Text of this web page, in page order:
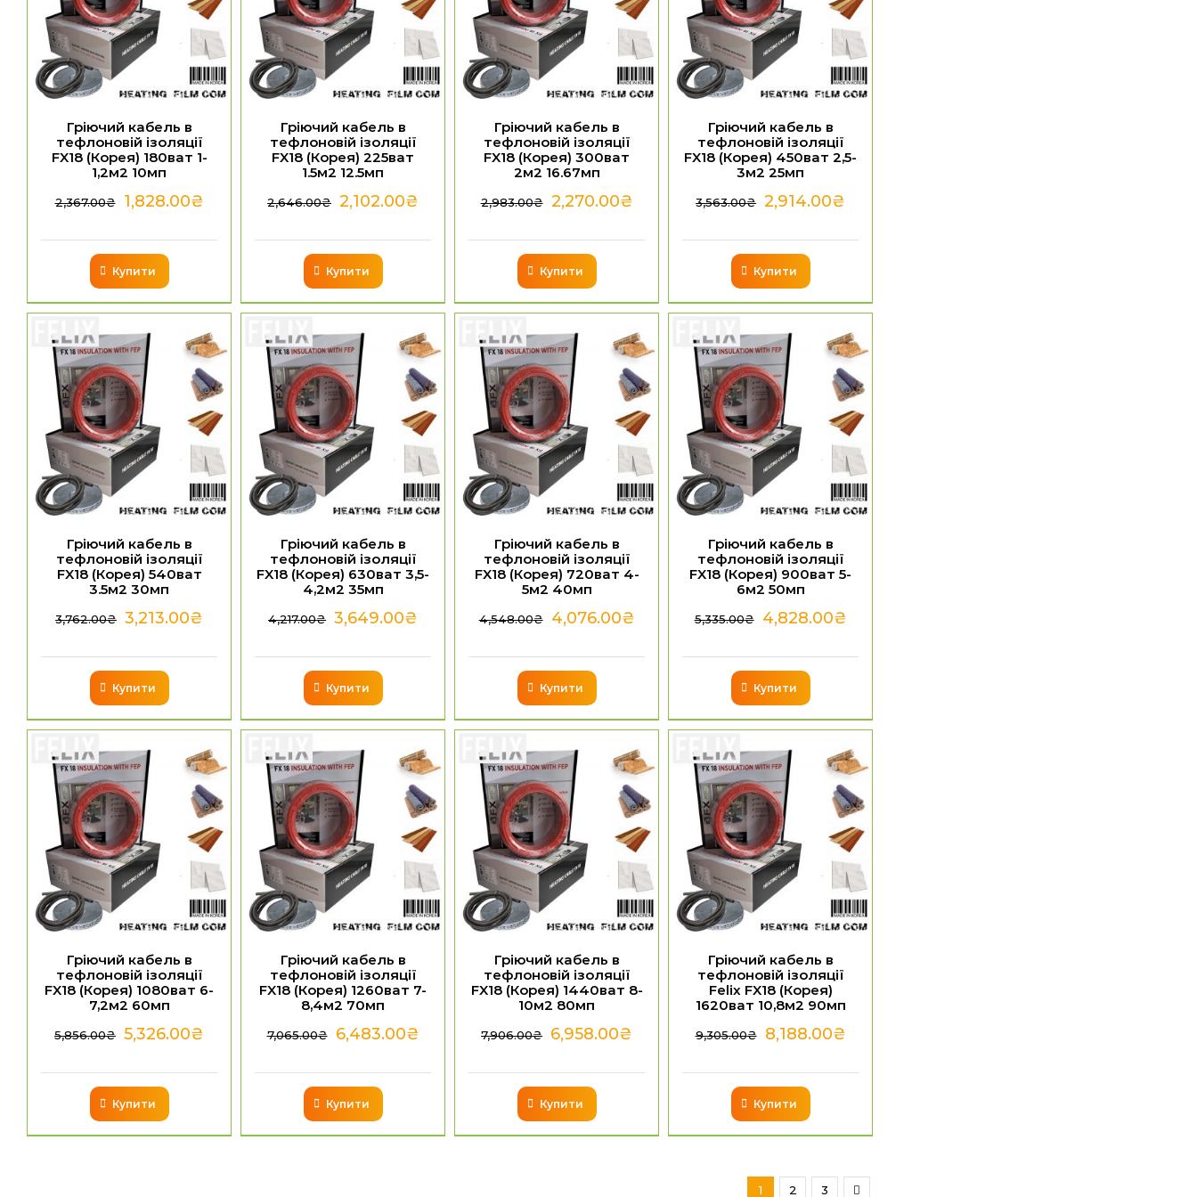
Гріючий кабель в
тефлоновій ізоляції
FX18 (Корея) 180ват 1-
1,2м2 10мп
2,367.00₴ 1,828.00₴
Купити
Гріючий кабель в
тефлоновій ізоляції
FX18 (Корея) 225ват
1.5м2 12.5мп
2,646.00₴ 2,102.00₴
Купити
Гріючий кабель в
тефлоновій ізоляції
FX18 (Корея) 300ват
2м2 16.67мп
2,983.00₴ 2,270.00₴
Купити
Гріючий кабель в
тефлоновій ізоляції
FX18 (Корея) 450ват 2,5-
3м2 25мп
3,563.00₴ 2,914.00₴
Купити
Гріючий кабель в
тефлоновій ізоляції
FX18 (Корея) 540ват
3.5м2 30мп
3,762.00₴ 3,213.00₴
Купити
Гріючий кабель в
тефлоновій ізоляції
FX18 (Корея) 630ват 3,5-
4,2м2 35мп
4,217.00₴ 3,649.00₴
Купити
Гріючий кабель в
тефлоновій ізоляції
FX18 (Корея) 720ват 4-
5м2 40мп
4,548.00₴ 4,076.00₴
Купити
Гріючий кабель в
тефлоновій ізоляції
FX18 (Корея) 900ват 5-
6м2 50мп
5,335.00₴ 4,828.00₴
Купити
Гріючий кабель в
тефлоновій ізоляції
FX18 (Корея) 1080ват 6-
7,2м2 60мп
5,856.00₴ 5,326.00₴
Купити
Гріючий кабель в
тефлоновій ізоляції
FX18 (Корея) 1260ват 7-
8,4м2 70мп
7,065.00₴ 6,483.00₴
Купити
Гріючий кабель в
тефлоновій ізоляції
FX18 (Корея) 1440ват 8-
10м2 80мп
7,906.00₴ 6,958.00₴
Купити
Гріючий кабель в
тефлоновій ізоляції
Felix FX18 (Корея)
1620ват 10,8м2 90мп
9,305.00₴ 8,188.00₴
Купити
1 2 3